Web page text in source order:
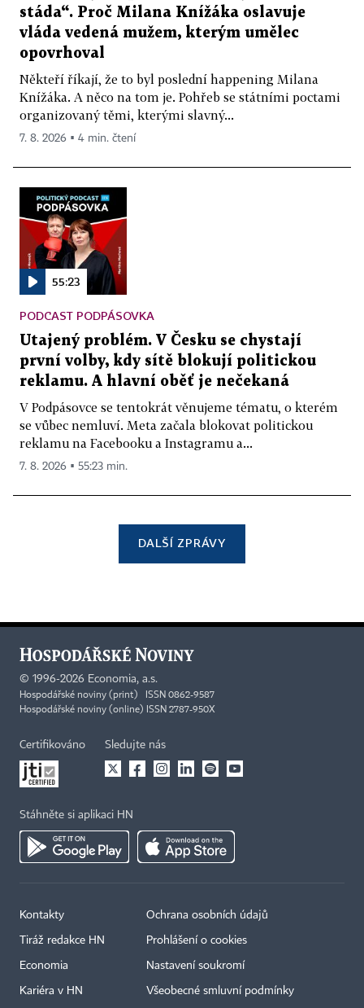
stáda“. Proč Milana Knížáka oslavuje
vláda vedená mužem, kterým umělec
opovrhoval
Někteří říkají, že to byl poslední happening Milana
Knížáka. A něco na tom je. Pohřeb se státními poctami
organizovaný těmi, kterými slavný...
7. 8. 2026 ▪ 4 min. čtení
55:23
PODCAST PODPÁSOVKA
Utajený problém. V Česku se chystají
první volby, kdy sítě blokují politickou
reklamu. A hlavní oběť je nečekaná
V Podpásovce se tentokrát věnujeme tématu, o kterém
se vůbec nemluví. Meta začala blokovat politickou
reklamu na Facebooku a Instagramu a...
7. 8. 2026 ▪ 55:23 min.
DALŠÍ ZPRÁVY
© 1996-2026 Economia, a.s.
Hospodářské noviny (print) ISSN 0862-9587
Hospodářské noviny (online) ISSN 2787-950X
Certifikováno Sledujte nás
Stáhněte si aplikaci HN
Kontakty
Tiráž redakce HN
Economia
Kariéra v HN
Ochrana osobních údajů
Prohlášení o cookies
Nastavení soukromí
Všeobecné smluvní podmínky